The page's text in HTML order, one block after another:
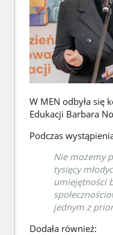
W MEN odbyła się
Edukacji Barbara
Podczas
Nie możemy
tysięcy
umiejętności
jednym z
Dodała również: